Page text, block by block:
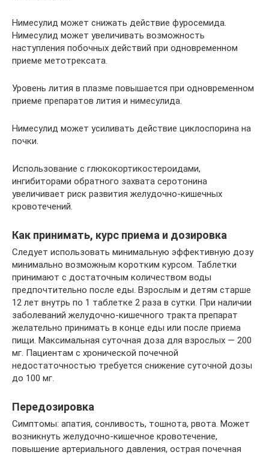
Нимесулид может снижать действие фуросемида.
Нимесулид может увеличивать возможность
наступления побочных действий при одновременном
приеме метотрексата.
Уровень лития в плазме повышается при одновременном
приеме препаратов лития и нимесулида.
Нимесулид может усиливать действие циклоспорина на
почки.
Использование с глюкокортикостероидами,
ингибиторами обратного захвата серотонина
увеличивает риск развития желудочно-кишечных
кровотечений.
Как принимать, курс приема и дозировка
Следует использовать минимальную эффективную дозу
минимально возможным коротким курсом. Таблетки
принимают с достаточным количеством воды
предпочтительно после еды. Взрослым и детям старше
12 лет внутрь по 1 таблетке 2 раза в сутки. При наличии
заболеваний желудочно-кишечного тракта препарат
желательно принимать в конце еды или после приема
пищи. Максимальная суточная доза для взрослых — 200
мг. Пациентам с хронической почечной
недостаточностью требуется снижение суточной дозы
до 100 мг.
Передозировка
Симптомы: апатия, сонливость, тошнота, рвота. Может
возникнуть желудочно-кишечное кровотечение,
повышение артериального давления, острая почечная